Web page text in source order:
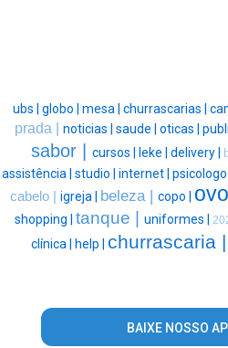
ubs | globo | mesa | churrascarias |
prada | noticias | saude | oticas |
sabor | cursos | leke | delivery |
assistência | studio | internet | psicologo
cabelo | igreja | beleza | copo |
shopping | tanque | uniformes |
clínica | help | churrascaria |
BAIXE NOSSO